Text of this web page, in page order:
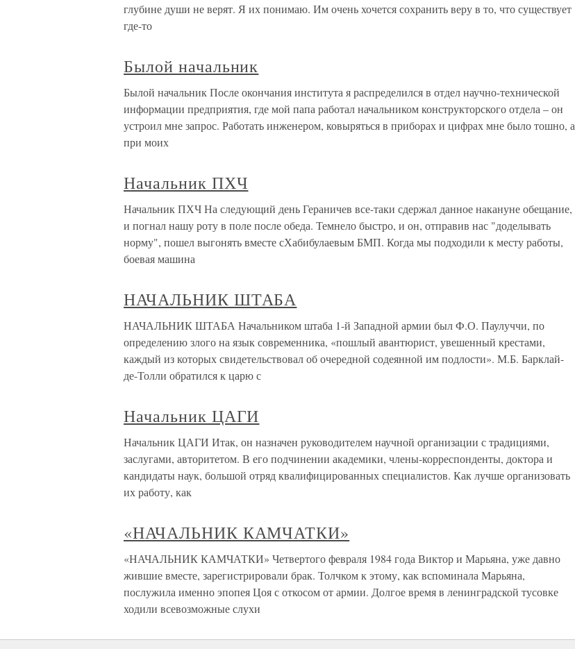
глубине души не верят. Я их понимаю. Им очень хочется сохранить веру в то, что существует
где-то
Былой начальник
Былой начальник После окончания института я распределился в отдел научно-технической
информации предприятия, где мой папа работал начальником конструкторского отдела – он
устроил мне запрос. Работать инженером, ковыряться в приборах и цифрах мне было тошно, а
при моих
Начальник ПХЧ
Начальник ПХЧ На следующий день Гераничев все-таки сдержал данное накануне обещание,
и погнал нашу роту в поле после обеда. Темнело быстро, и он, отправив нас "доделывать
норму", пошел выгонять вместе сХабибулаевым БМП. Когда мы подходили к месту работы,
боевая машина
НАЧАЛЬНИК ШТАБА
НАЧАЛЬНИК ШТАБА Начальником штаба 1-й Западной армии был Ф.О. Паулуччи, по
определению злого на язык современника, «пошлый авантюрист, увешенный крестами,
каждый из которых свидетельствовал об очередной содеянной им подлости». М.Б. Барклай-
де-Толли обратился к царю с
Начальник ЦАГИ
Начальник ЦАГИ Итак, он назначен руководителем научной организации с традициями,
заслугами, авторитетом. В его подчинении академики, члены-корреспонденты, доктора и
кандидаты наук, большой отряд квалифицированных специалистов. Как лучше организовать
их работу, как
«НАЧАЛЬНИК КАМЧАТКИ»
«НАЧАЛЬНИК КАМЧАТКИ» Четвертого февраля 1984 года Виктор и Марьяна, уже давно
жившие вместе, зарегистрировали брак. Толчком к этому, как вспоминала Марьяна,
послужила именно эпопея Цоя с откосом от армии. Долгое время в ленинградской тусовке
ходили всевозможные слухи